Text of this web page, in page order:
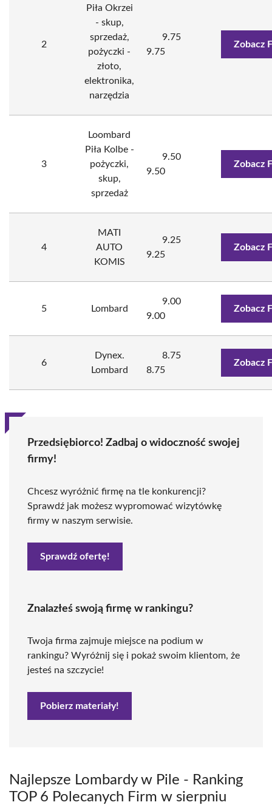
2
Piła Okrzei
- skup,
sprzedaż,
pożyczki -
złoto,
elektronika,
narzędzia
9.75
9.75
Zobacz
3
Loombard
Piła Kolbe -
pożyczki,
skup,
sprzedaż
9.50
9.50
Zobacz
4
MATI
AUTO
KOMIS
9.25
9.25
Zobacz
5 Lombard
9.00
9.00
Zobacz
6
Dynex.
Lombard
8.75
8.75
Zobacz
Przedsiębiorco! Zadbaj o widoczność swojej
firmy!
Chcesz wyróżnić firmę na tle konkurencji?
Sprawdź jak możesz wypromować wizytówkę
firmy w naszym serwisie.
Sprawdź ofertę!
Znalazłeś swoją firmę w rankingu?
Twoja firma zajmuje miejsce na podium w
rankingu? Wyróżnij się i pokaż swoim klientom, że
jesteś na szczycie!
Pobierz materiały!
Najlepsze Lombardy w Pile - Ranking
TOP 6 Polecanych Firm w sierpniu